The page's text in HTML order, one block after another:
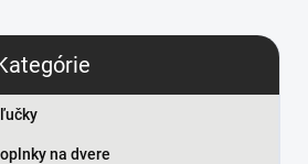
na dvere